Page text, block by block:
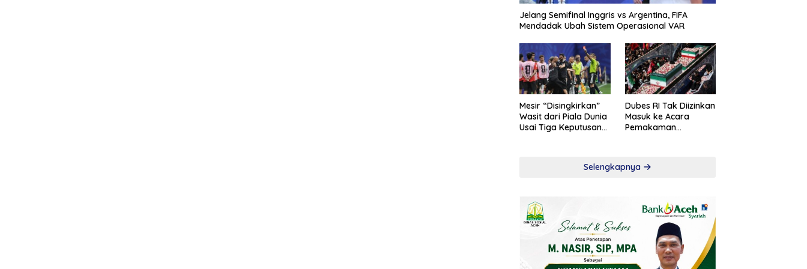
Jelang Semifinal Inggris vs Argentina, FIFA
Mendadak Ubah Sistem Operasional VAR
Mesir “Disingkirkan”
Wasit dari Piala Dunia
Usai Tiga Keputusan
Dubes RI Tak Diizinkan
Masuk ke Acara
Pemakaman
Selengkapnya